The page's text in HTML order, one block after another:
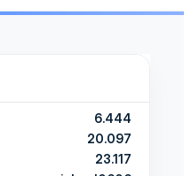
6.444
20.097
23.117